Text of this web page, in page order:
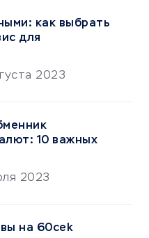
как выбрать
для
2023
10 важных
2023
на 60cek